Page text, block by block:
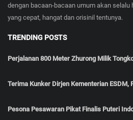
dengan bacaan-bacaan umum akan
yang cepat, hangat dan orisinil tentunya.
TRENDING POSTS
Perjalanan 800 Meter Zhurong Milik
Terima Kunker Dirjen Kementerian ESDM,
Pesona Pesawaran Pikat Finalis Puteri